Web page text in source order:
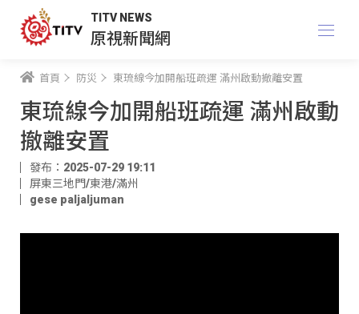
TITV NEWS
原視新聞網
首頁 防災 東琉線今加開船班疏運 滿州啟動撤離安置
東琉線今加開船班疏運 滿州啟動
撤離安置
發布：2025-07-29 19:11
屏東三地門/東港/滿州
gese paljaljuman